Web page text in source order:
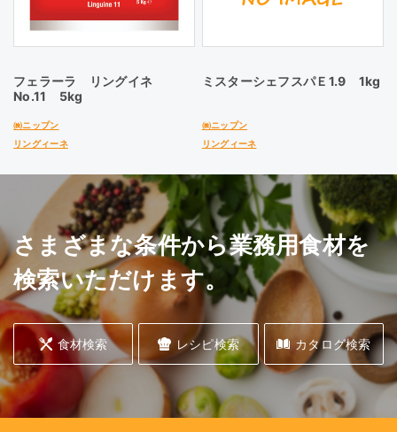
フェラーラ リングイネ
No.11 5kg
㈱ニップン
リングィーネ
ミスターシェフスパＥ1.9 1kg
㈱ニップン
リングィーネ
さまざまな条件から業務用食材を
検索いただけます。
食材検索 レシピ検索 カタログ検索